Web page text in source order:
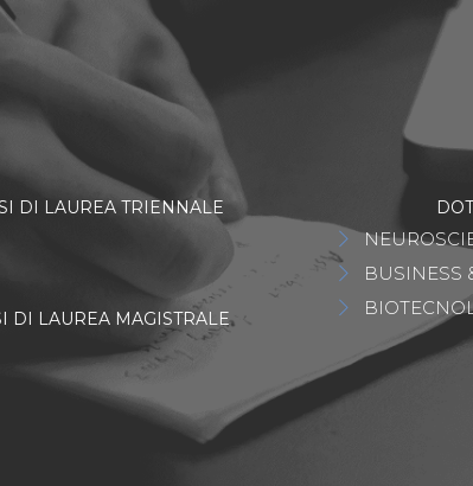
DI LAUREA TRIENNALE
DI LAUREA MAGISTRALE
BUSINESS